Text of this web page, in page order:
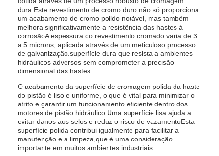
dura.Este revestimento de cromo duro não só proporciona
um acabamento de cromo polido notável, mas também
melhora significativamente a resistência das hastes à
corrosãoA espessura do revestimento cromado varia de 3
a 5 microns, aplicada através de um meticuloso processo
de galvanização.superfície dura que resista a ambientes
hidráulicos adversos sem comprometer a precisão
dimensional das hastes.
O acabamento da superfície de cromagem polida da haste
do pistão é liso e uniforme, o que é vital para minimizar o
atrito e garantir um funcionamento eficiente dentro dos
motores de pistão hidráulico.Uma superfície lisa ajuda a
evitar danos aos selos e reduz o risco de vazamentoEsta
superfície polida contribui igualmente para facilitar a
manutenção e a limpeza,que é uma consideração
importante em muitos ambientes industriais.